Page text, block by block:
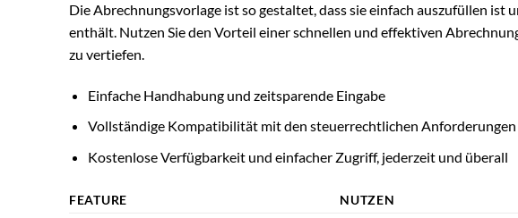
Die Abrechnungsvorlage ist so gestaltet, dass sie einfach auszufüllen
enthält. Nutzen Sie den Vorteil einer schnellen und effektiven
zu vertiefen.
Einfache Handhabung und zeitsparende Eingabe
Vollständige Kompatibilität mit den steuerrechtlichen
Kostenlose Verfügbarkeit und einfacher Zugriff, jederzeit und überall
FEATURE
NUTZEN